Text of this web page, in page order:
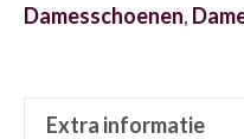
Damesschoenen,
Extra informatie